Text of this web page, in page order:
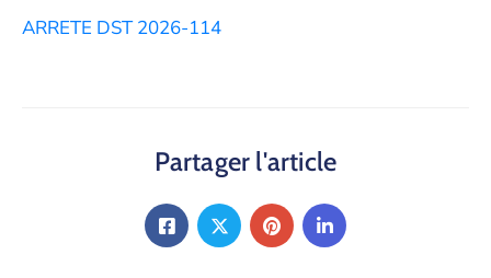
ARRETE DST 2026-114
Partager l'article